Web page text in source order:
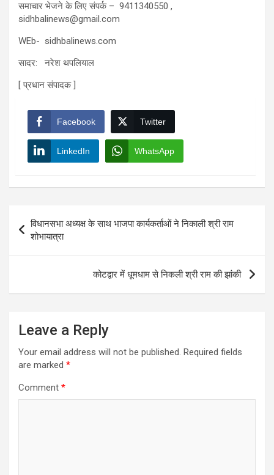
समाचार भेजने के लिए संपर्क – 9411340550 ,
sidhbalinews@gmail.com
WEb- sidhbalinews.com
सादर: नरेश थपलियाल
[ प्रधान संपादक ]
Facebook Twitter
LinkedIn WhatsApp
Post
navigation
विधानसभा अध्यक्ष के साथ भाजपा कार्यकर्ताओं ने निकाली श्री राम
शोभायात्रा
कोटद्वार में धूमधाम से निकली श्री राम की झांकी
Leave a Reply
Your email address will not be published. Required fields
are marked *
Comment *